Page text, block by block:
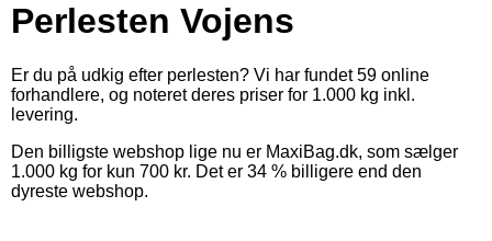
Perlesten Vojens
Er du på udkig efter perlesten? Vi har fundet 59 online
forhandlere, og noteret deres priser for 1.000 kg inkl.
levering.
Den billigste webshop lige nu er MaxiBag.dk, som sælger
1.000 kg for kun 700 kr. Det er 34 % billigere end den
dyreste webshop.